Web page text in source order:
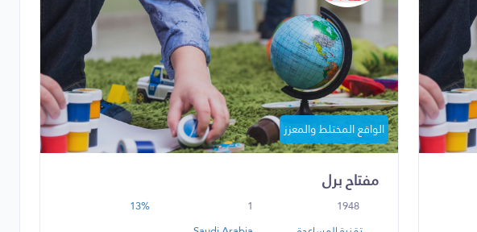
الواقع المختلط والمعزز
مفتاح برل
1948
1
13%